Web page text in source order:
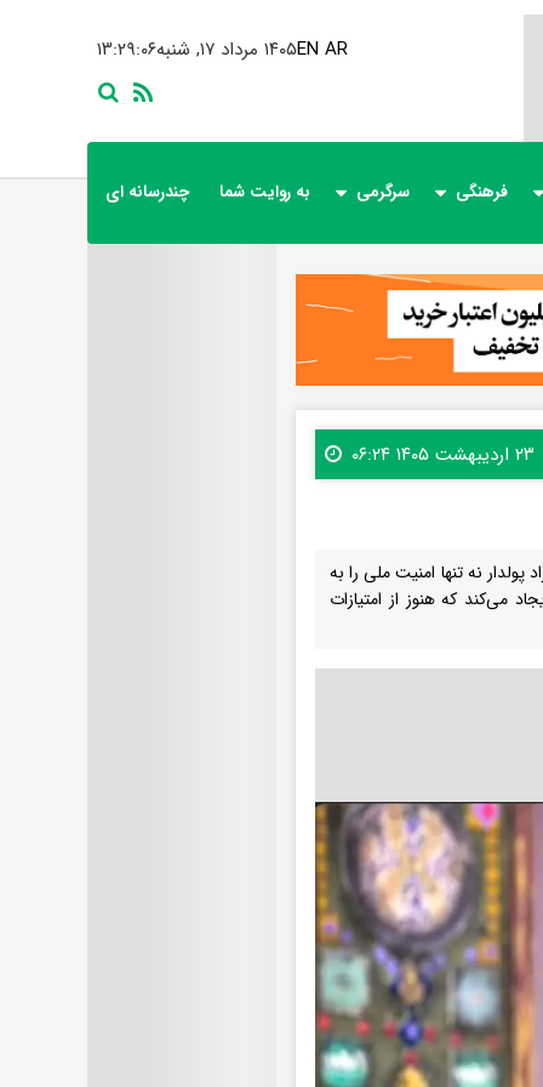
۱۳:۲۹:۰۸ ۱۴۰۵ مرداد ۱۷, شنبهEN AR
فرهنگی سرگرمی به روایت شما چندرسانه ای
۲۳ اردیبهشت ۱۴۰۵ ۰۶:۲۴
نه تنها امنیت ملی را به
می‌کند که هنوز از امتیازات